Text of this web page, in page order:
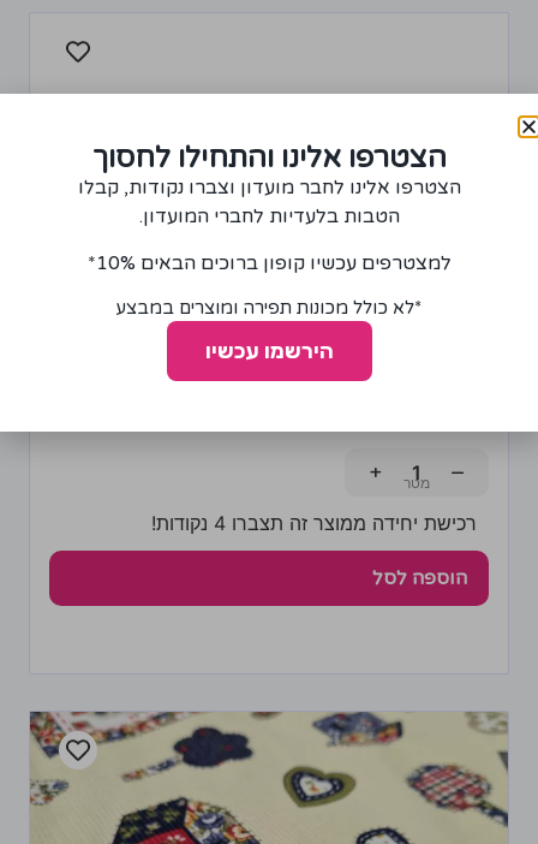
בד אורגנזה שקוף עם תבנית שחורה קטיפתית
−
+
רכישת יחידה ממוצר זה תצברו 4 נקודות!
הוספה לסל
הצטרפו אלינו והתחילו לחסוך
הצטרפו אלינו לחבר מועדון וצברו נקודות, קבלו
הטבות בלעדיות לחברי המועדון.
למצטרפים עכשיו קופון ברוכים הבאים 10%*
*לא כולל מכונות תפירה ומוצרים במבצע
הירשמו עכשיו